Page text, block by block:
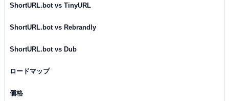
ShortURL.bot vs TinyURL
ShortURL.bot vs Rebrandly
ShortURL.bot vs Dub
ロードマップ
価格